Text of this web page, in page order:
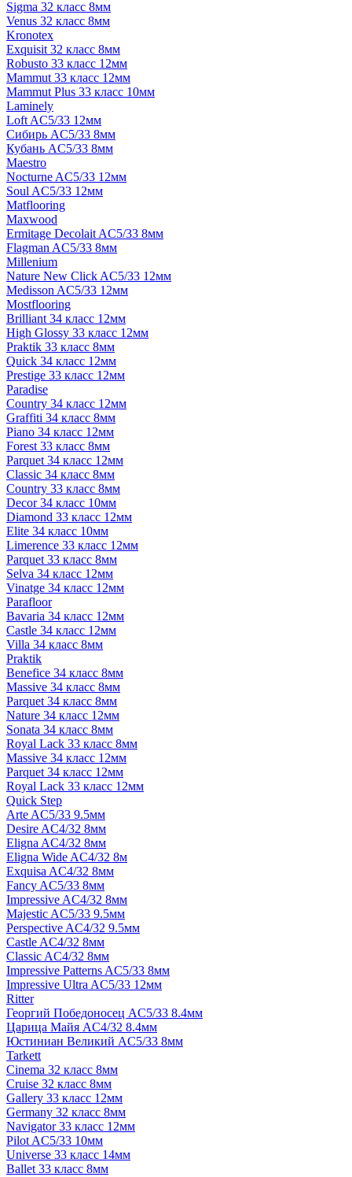
Sigma 32 класс 8мм
Venus 32 класс 8мм
Kronotex
Exquisit 32 класс 8мм
Robusto 33 класс 12мм
Mammut 33 класс 12мм
Mammut Plus 33 класс 10мм
Laminely
Loft AC5/33 12мм
Сибирь AC5/33 8мм
Кубань AC5/33 8мм
Maestro
Nocturne AC5/33 12мм
Soul AC5/33 12мм
Matflooring
Maxwood
Ermitage Decolait AC5/33 8мм
Flagman AC5/33 8мм
Millenium
Nature New Click AC5/33 12мм
Medisson AC5/33 12мм
Mostflooring
Brilliant 34 класс 12мм
High Glossy 33 класс 12мм
Praktik 33 класс 8мм
Quick 34 класс 12мм
Prestige 33 класс 12мм
Paradise
Country 34 класс 12мм
Graffiti 34 класс 8мм
Piano 34 класс 12мм
Forest 33 класс 8мм
Parquet 34 класс 12мм
Classic 34 класс 8мм
Country 33 класс 8мм
Decor 34 класс 10мм
Diamond 33 класс 12мм
Elite 34 класс 10мм
Limerence 33 класс 12мм
Parquet 33 класс 8мм
Selva 34 класс 12мм
Vinatge 34 класс 12мм
Parafloor
Bavaria 34 класс 12мм
Castle 34 класс 12мм
Villa 34 класс 8мм
Praktik
Benefice 34 класс 8мм
Massive 34 класс 8мм
Parquet 34 класс 8мм
Nature 34 класс 12мм
Sonata 34 класс 8мм
Royal Lack 33 класс 8мм
Massive 34 класс 12мм
Parquet 34 класс 12мм
Royal Lack 33 класс 12мм
Quick Step
Arte AC5/33 9.5мм
Desire AC4/32 8мм
Eligna AC4/32 8мм
Eligna Wide AC4/32 8м
Exquisa AC4/32 8мм
Fancy AC5/33 8мм
Impressive AC4/32 8мм
Majestic AC5/33 9.5мм
Perspective AC4/32 9.5мм
Castle AC4/32 8мм
Classic AC4/32 8мм
Impressive Patterns AC5/33 8мм
Impressive Ultra AC5/33 12мм
Ritter
Георгий Победоносец AC5/33 8.4мм
Царица Майя AC4/32 8.4мм
Юстиниан Великий AC5/33 8мм
Tarkett
Cinema 32 класс 8мм
Cruise 32 класс 8мм
Gallery 33 класс 12мм
Germany 32 класс 8мм
Navigator 33 класс 12мм
Pilot AC5/33 10мм
Universe 33 класс 14мм
Ballet 33 класс 8мм